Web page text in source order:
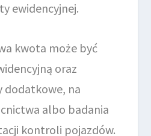
ewidencyjnej.
kwota może być
oraz
dodatkowe, na
albo badania
kontroli pojazdów.